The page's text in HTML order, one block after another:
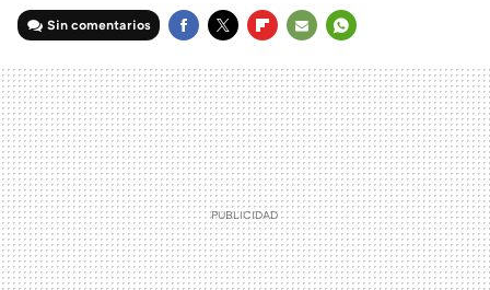
Sin comentarios
MAIL